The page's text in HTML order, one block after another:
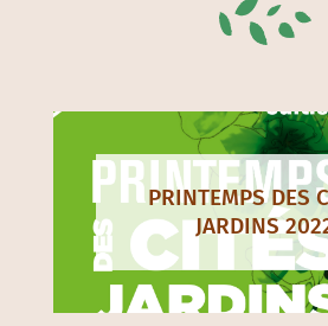
PRINTEMPS DES
JARDINS